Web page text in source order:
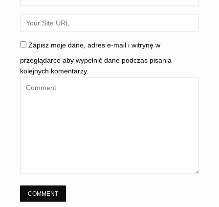
Zapisz moje dane, adres e-mail i witrynę w
przeglądarce aby wypełnić dane podczas pisania
kolejnych komentarzy.